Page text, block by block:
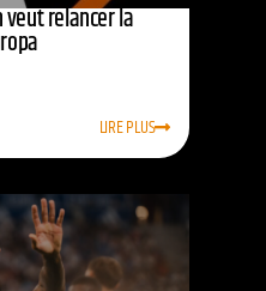
veut relancer la
LIRE PLUS